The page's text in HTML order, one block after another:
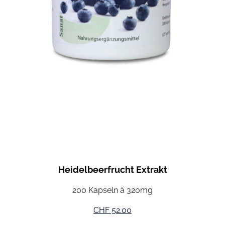
Heidelbeerfrucht Extrakt
200 Kapseln à 320mg
CHF 52.00